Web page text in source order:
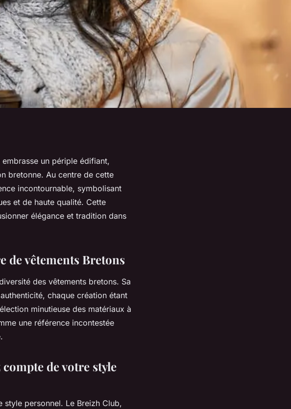
un périple édifiant,
bretonne. Au centre de cette
incontournable, symbolisant
et de haute qualité. Cette
élégance et tradition dans
de vêtements Bretons
des vêtements bretons. Sa
chaque création étant
minutieuse des matériaux à
une référence incontestée
de votre style
personnel. Le Breizh Club,